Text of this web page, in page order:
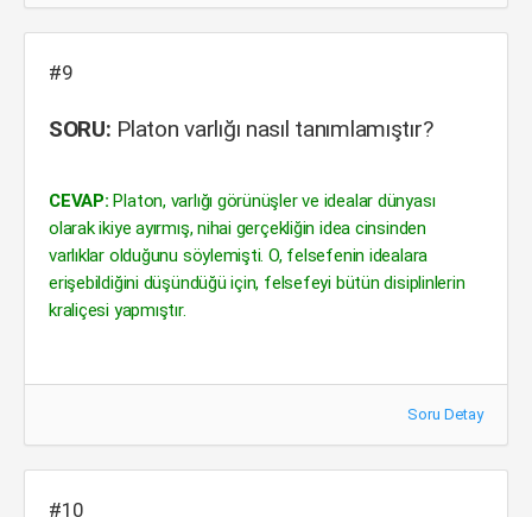
#9
SORU: Platon varlığı nasıl tanımlamıştır?
CEVAP: Platon, varlığı görünüşler ve idealar dünyası
olarak ikiye ayırmış, nihai gerçekliğin idea cinsinden
varlıklar olduğunu söylemişti. O, felsefenin idealara
erişebildiğini düşündüğü için, felsefeyi bütün disiplinlerin
kraliçesi yapmıştır.
Soru Detay
#10